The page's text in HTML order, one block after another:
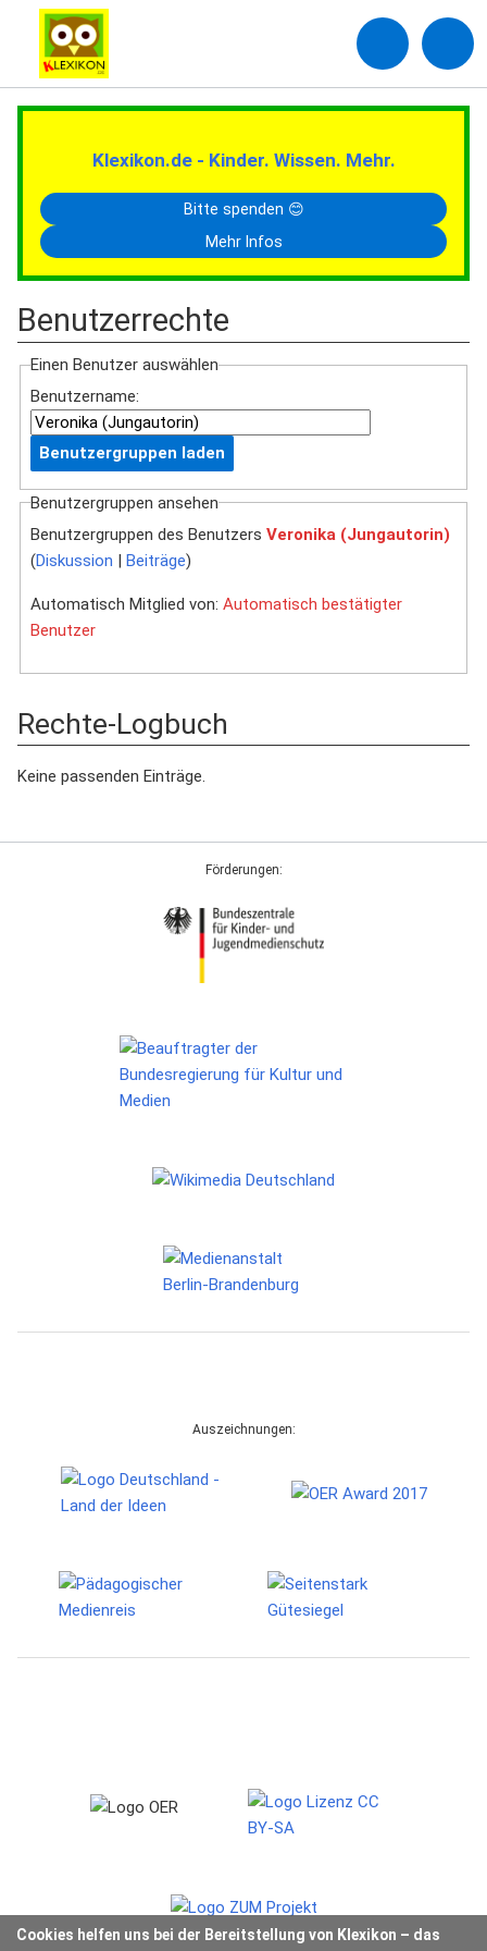
Klexikon.de - Kinder. Wissen. Mehr.
Bitte spenden 😊
Mehr Infos
Benutzerrechte
Einen Benutzer auswählen
Benutzername:
Benutzergruppen ansehen
Benutzergruppen des BenutzersVeronika (Jungautorin)
(Diskussion |Beiträge)
Automatisch Mitglied von:Automatisch bestätigter
Benutzer
Rechte-Logbuch
Keine passenden Einträge.
Cookies helfen uns bei der Bereitstellung von Klexikon – das
Förderungen:
Auszeichnungen: